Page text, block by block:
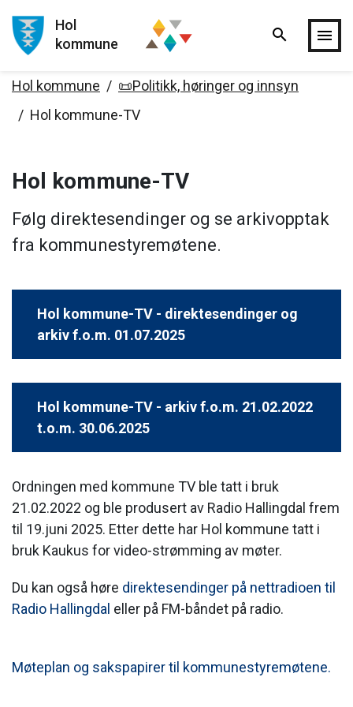
Hopp til hovedinnholdet
Hol
kommune
search menu
Hol kommune
📜Politikk, høringer og innsyn
Hol kommune-TV
Hol kommune-TV
Følg direktesendinger og se arkivopptak
fra kommunestyremøtene.
Hol kommune-TV - direktesendinger og
arkiv f.o.m. 01.07.2025
Hol kommune-TV - arkiv f.o.m. 21.02.2022
t.o.m. 30.06.2025
Ordningen med kommune TV ble tatt i bruk
21.02.2022 og ble produsert av Radio Hallingdal frem
til 19.juni 2025. Etter dette har Hol kommune tatt i
bruk Kaukus for video-strømming av møter.
Du kan også høre direktesendinger på nettradioen til
Radio Hallingdal eller på FM-båndet på radio.
Møteplan og sakspapirer til kommunestyremøtene.